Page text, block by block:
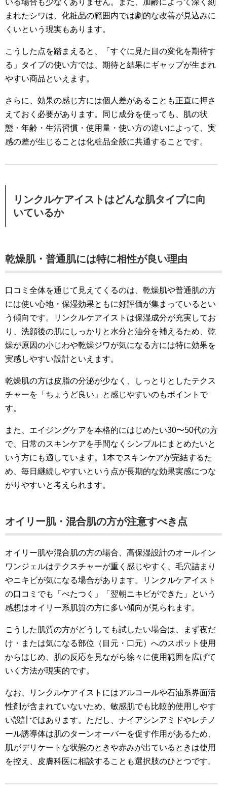
まれたシワは、化粧品の範囲内では劇的な改善が見込みに
くいという現実もあります。
こうした点を踏まえると、「すぐに見た目の変化を期待す
る」タイプの使い方では、期待と結果にギャップが生まれ
やすい商品といえます。
さらに、効果の感じ方には個人差があることも正直に押さ
えておく必要があります。同じ成分を使っても、肌の状
態・年齢・生活習慣・使用量・使い方の違いによって、実
感の差が生じることは化粧品全般に共通することです。
リンクルケアイストはどんな肌タイプに向
いているか
乾燥肌・普通肌には特に相性が良い理由
口コミ全体を通じて見えてくるのは、乾燥肌や普通肌の方
には使い心地・保湿効果ともに好評価が集まっているとい
う傾向です。リンクルケアイストは保湿成分が充実してお
り、洗顔後の肌にしっかりと水分と油分を補えるため、乾
燥が原因の小じわや乾燥ジワが気になる方には特に効果を
実感しやすい設計といえます。
乾燥肌の方は皮脂の分泌が少なく、しっとりとしたテクス
チャーを「ちょうど良い」と感じやすいのもポイントで
す。
また、エイジングケアを本格的にはじめたい30〜50代の方
で、日常のスキンケアを手間なくシンプルにまとめたいと
いう方にも適しています。1本でスキンケアが完結するた
め、毎日継続しやすいという点が長期的な効果実感につな
がりやすいと考えられます。
オイリー肌・混合肌の方が注意すべき点
オイリー肌や混合肌の方の場合、高保湿設計のオールイン
ワンジェルはテクスチャーが重く感じやすく、毛穴詰まり
やニキビが気になる場合があります。リンクルケアイスト
の口コミでも「べたつく」「翌朝ニキビができた」という
感想はオイリー系肌質の方に多い傾向が見られます。
こうした肌質の方がどうしても試したい場合は、まず夜だ
け・または気になる部位（目元・口元）へのスポット使用
からはじめ、肌の反応を見ながら徐々に使用範囲を広げて
いく方法が現実的です。
なお、リンクルケアイストにはアルコールや石油系界面活
性剤が含まれていないため、敏感肌でも比較的使用しやす
い設計ではあります。ただし、ナイアシンアミドやレチノ
ール誘導体は肌のターンオーバーを促す作用があるため、
肌がデリケートな状態のときや赤みが出ているときは使用
を控え、皮膚科医に相談することも選択肢のひとつです。